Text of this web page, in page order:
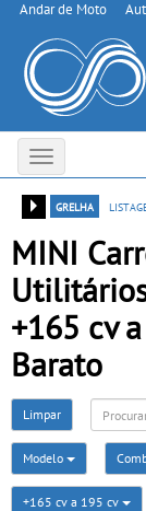
Andar de Moto
Toggle
navigation
grelha
MINI
+165 cv
Barato
Limpar
Modelo
+165 cv a 195 cv